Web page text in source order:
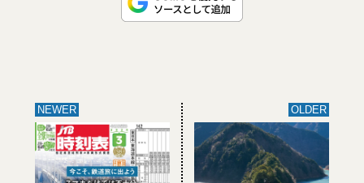
NEWER OLDER